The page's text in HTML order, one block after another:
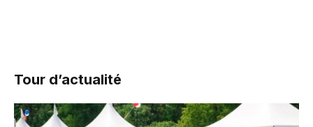
Tour d’actualité